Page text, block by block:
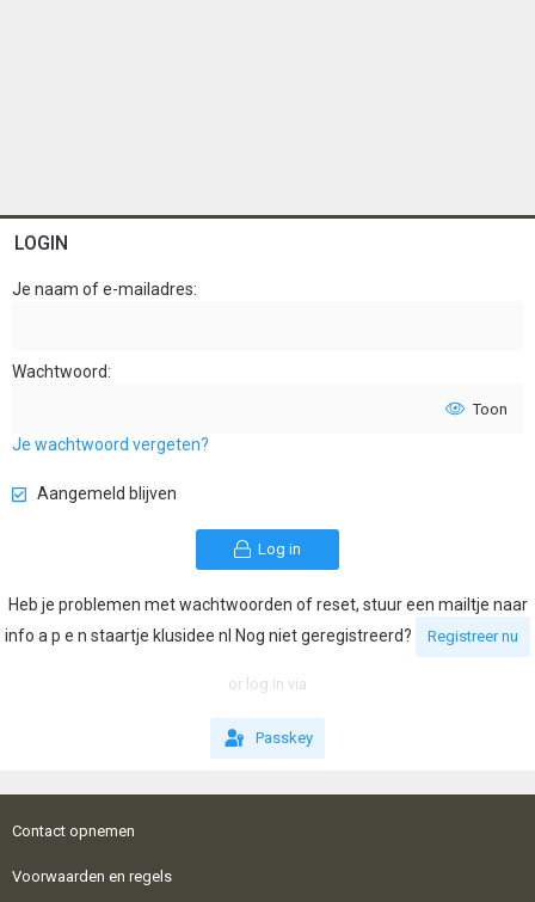
LOGIN
Je naam of e-mailadres
Wachtwoord
Toon
Je wachtwoord vergeten?
Aangemeld blijven
Log in
Heb je problemen met wachtwoorden of reset, stuur een mailtje naar
info a p e n staartje klusidee nl Nog niet geregistreerd?
Registreer nu
or log in via
Passkey
Contact opnemen
Voorwaarden en regels